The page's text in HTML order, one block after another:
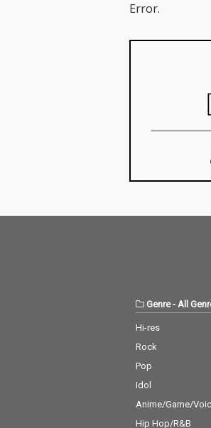
Error.
Genre- All
Hi-res
Rock
Pop
Idol
Anime/Game/
Hip Hop/R&B